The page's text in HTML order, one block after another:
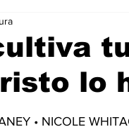
Animal Arte & Cultura
lo
• NICOLE